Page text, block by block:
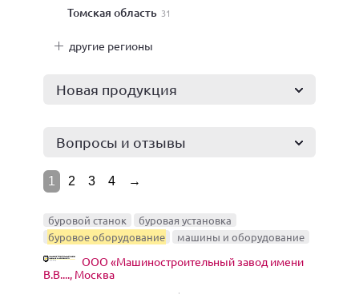
Томская область 31
другие регионы
Новая продукция
Вопросы и отзывы
1 2 3 4 →
буровой станок
буровая установка
буровое оборудование
машины и оборудование
ООО «Машиностроительный завод имени
В.В...., Москва